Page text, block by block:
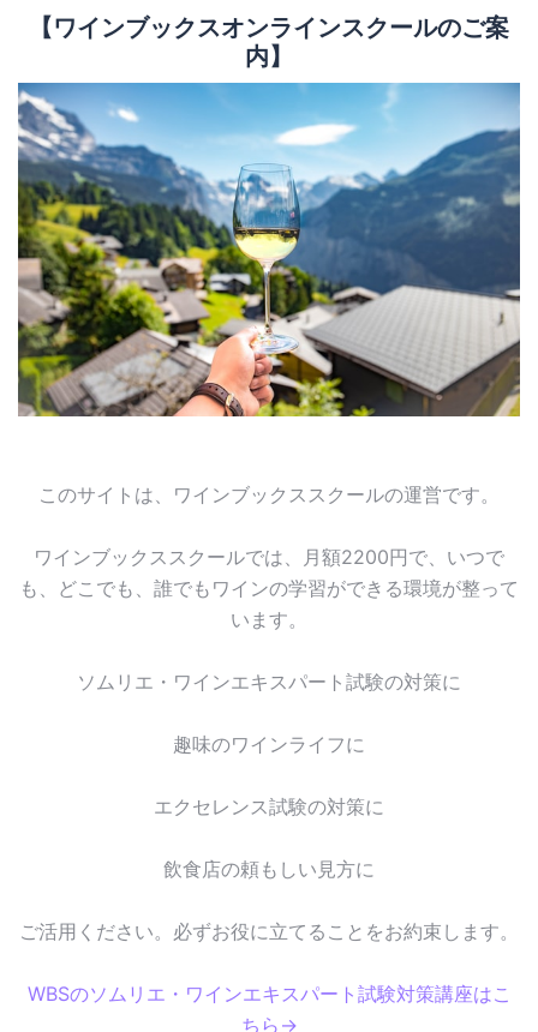
【ワインブックスオンラインスクールのご案
内】
このサイトは、ワインブックススクールの運営です。
ワインブックススクールでは、月額2200円で、いつで
も、どこでも、誰でもワインの学習ができる環境が整って
います。
ソムリエ・ワインエキスパート試験の対策に
趣味のワインライフに
エクセレンス試験の対策に
飲食店の頼もしい見方に
ご活用ください。必ずお役に立てることをお約束します。
WBSのソムリエ・ワインエキスパート試験対策講座はこ
ちら→